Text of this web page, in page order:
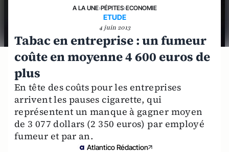
A LA UNE›PÉPITES›ECONOMIE
ETUDE
4 juin 2013
Tabac en entreprise : un fumeur
coûte en moyenne 4 600 euros de
plus
En tête des coûts pour les entreprises
arrivent les pauses cigarette, qui
représentent un manque à gagner moyen
de 3 077 dollars (2 350 euros) par employé
fumeur et par an.
Atlantico Rédaction